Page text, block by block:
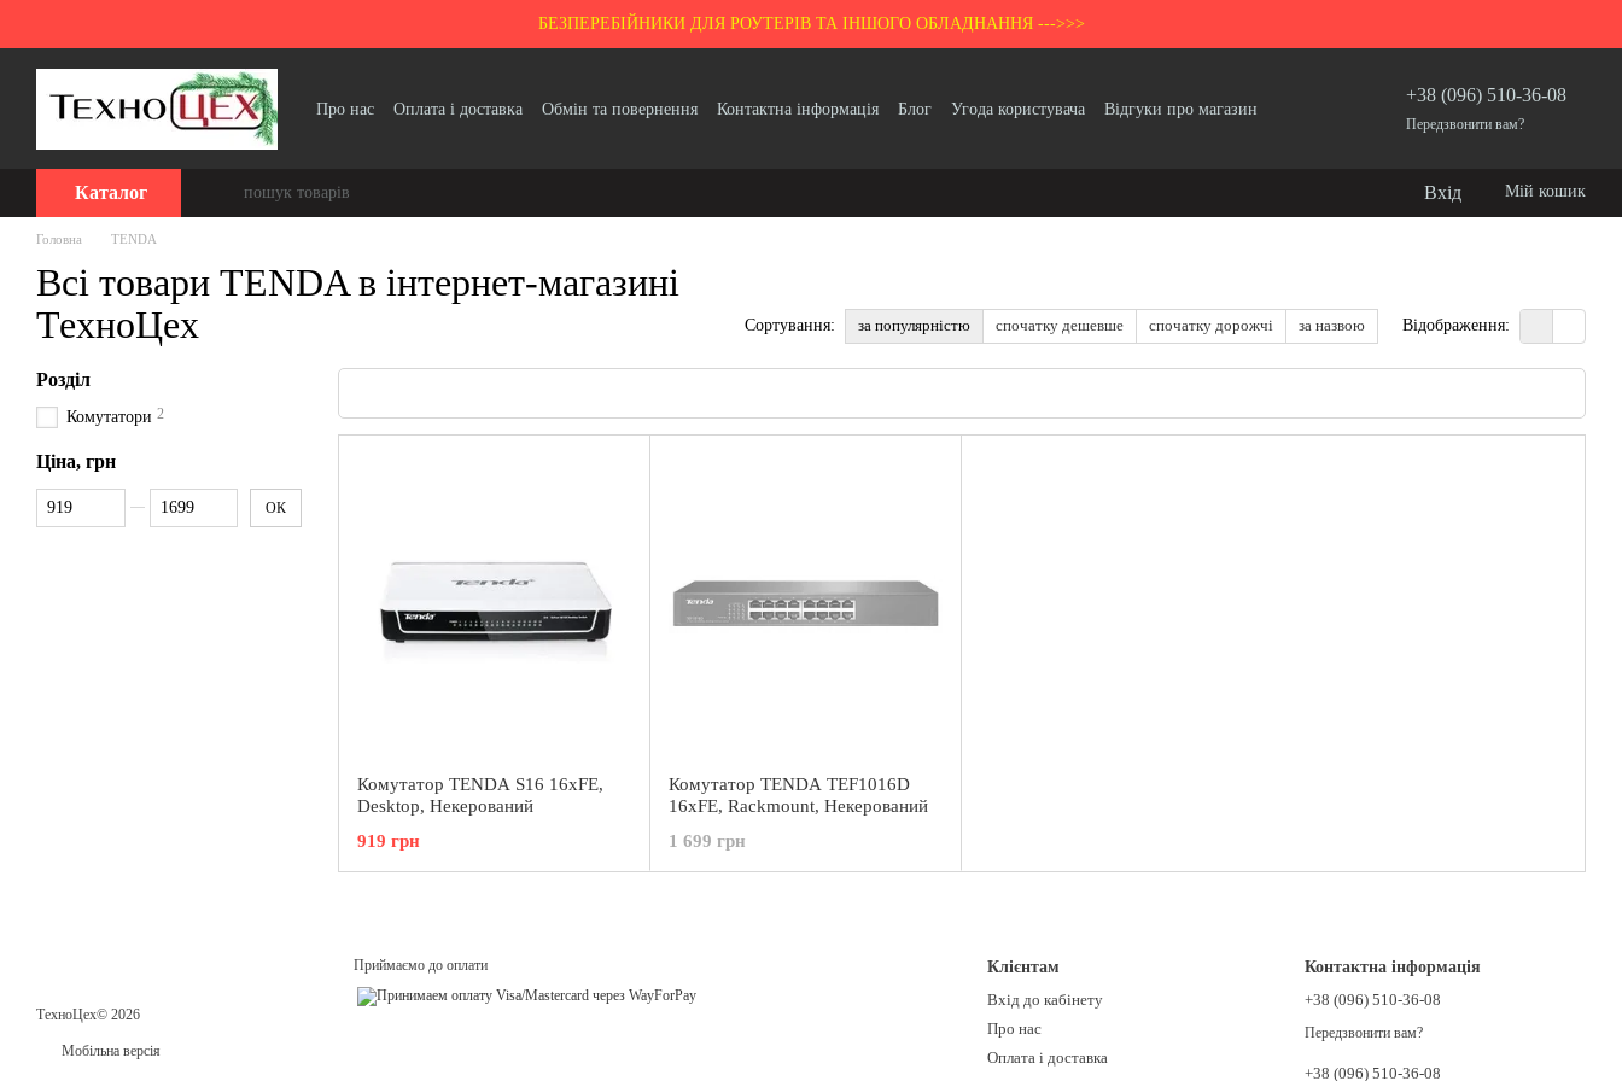
БЕЗПЕРЕБІЙНИКИ ДЛЯ РОУТЕРІВ ТА ІНШОГО ОБЛАДНАННЯ --->>>
Про нас Оплата і доставка Обмін та повернення Контактна інформація Блог Угода користувача
Відгуки про магазин
+38 (096) 510-36-08
Передзвонити вам?
Каталог Вхід Мій кошик
Головна TENDA
Всі товари TENDA в інтернет-магазині
ТехноЦех
Сортування: за популярністю спочатку дешевше спочатку дорожчі за назвою Відображення:
Комутатор TENDA S16 16xFE,
Desktop, Некерований
919 грн
Комутатор TENDA TEF1016D
16xFE, Rackmount, Некерований
1 699 грн
Розділ
Комутатори 2
Ціна, грн
Від Ціна, грн
До Ціна, грн
ОК
ТехноЦех© 2026
Мобільна версія
Приймаємо до оплати
Клієнтам
Вхід до кабінету
Про нас
Оплата і доставка
Контактна інформація
+38 (096) 510-36-08
Передзвонити вам?
+38 (096) 510-36-08